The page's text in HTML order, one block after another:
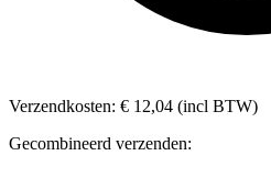
Verzendkosten: € 12,04 (incl BTW)
Gecombineerd verzenden: